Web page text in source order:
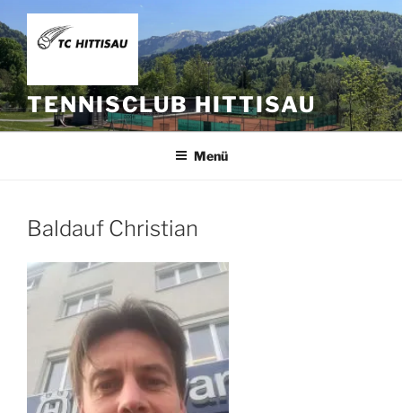
Zum
Inhalt
springen
TENNISCLUB HITTISAU
Menü
Baldauf Christian